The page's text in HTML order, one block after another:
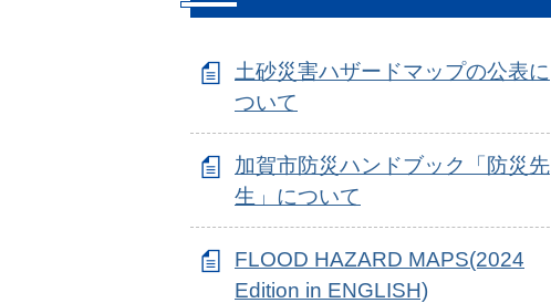
土砂災害ハザードマップの公表に
ついて
加賀市防災ハンドブック「防災先
生」について
FLOOD HAZARD MAPS(2024
Edition in ENGLISH)